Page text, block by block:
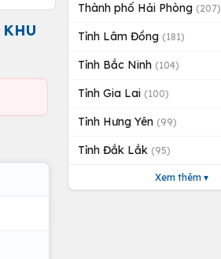
Thành phố Hải Phòng (207)
Tỉnh Lâm Đồng (181)
Tỉnh Bắc Ninh (104)
Tỉnh Gia Lai (100)
Tỉnh Hưng Yên (99)
Tỉnh Đắk Lắk (95)
Xem thêm ▾